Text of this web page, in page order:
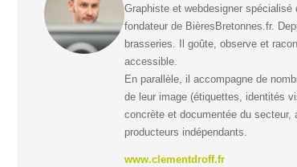
Graphiste et webdesigner
fondateur de BièresBretonnes.fr.
brasseries. Il goûte, observe et
accessible.
En parallèle, il accompagne de
de leur image (étiquettes, identités
concrète et documentée du
producteurs indépendants.
www.clementdroff.fr